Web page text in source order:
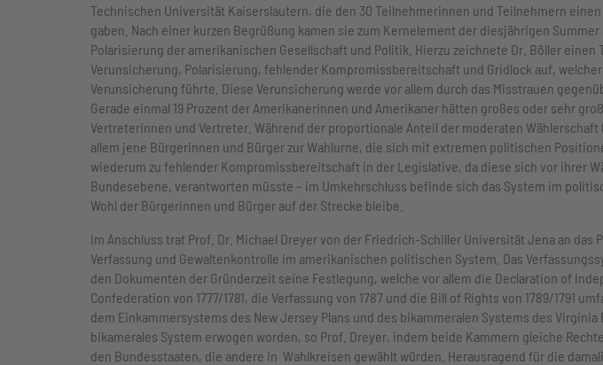
Technischen Universität Kaiserslautern, die den 30 Teilnehmerinnen und Teilnehmern
gaben. Nach einer kurzen Begrüßung kamen sie zum Kernelement der diesjährigen
Polarisierung der amerikanischen Gesellschaft und Politik. Hierzu zeichnete Dr. Böller einen
Verunsicherung, Polarisierung, fehlender Kompromissbereitschaft und Gridlock auf,
Verunsicherung führte. Diese Verunsicherung werde vor allem durch das Misstrauen
Gerade einmal 19 Prozent der Amerikanerinnen und Amerikaner hätten großes oder sehr
Vertreterinnen und Vertreter. Während der proportionale Anteil der moderaten
allem jene Bürgerinnen und Bürger zur Wahlurne, die sich mit extremen politischen
wiederum zu fehlender Kompromissbereitschaft in der Legislative, da diese sich vor ihrer
Bundesebene, verantworten müsste – im Umkehrschluss befinde sich das System im
Wohl der Bürgerinnen und Bürger auf der Strecke bleibe.
Im Anschluss trat Prof. Dr. Michael Dreyer von der Friedrich-Schiller Universität Jena an das
Verfassung und Gewaltenkontrolle im amerikanischen politischen System. Das
den Dokumenten der Gründerzeit seine Festlegung, welche vor allem die Declaration of
Confederation von 1777/1781, die Verfassung von 1787 und die Bill of Rights von 1789/1791
dem Einkammersystems des New Jersey Plans und des bikammeralen Systems des
bikamerales System erwogen worden, so Prof. Dreyer, indem beide Kammern gleiche
den Bundesstaaten, die andere in Wahlkreisen gewählt würden. Herausragend für die